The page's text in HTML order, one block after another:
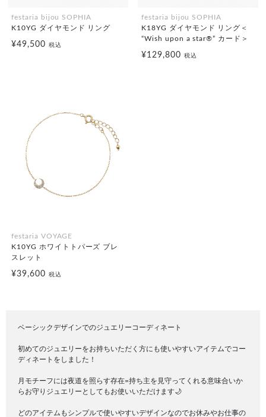
festaria bijou SOPHIA
K10YG ダイヤモンド リング
¥49,500 税込
festaria bijou SOPHIA
K18YG ダイヤモンド リング＜
“Wish upon a star®” カード＞
¥129,800 税込
festaria VOYAGE
K10YG ホワイトトパーズ ブレ
スレット
¥39,600 税込
ベーシックデザインでのジュエリーコーディネート
初めてのジュエリーをお持ちいただく方にも使いやすいアイテムでコー
ディネートをしました！
月モチーフには夜道を照らす存在=持ち主を見守ってくれる意味合いか
らお守りジュエリーとしてもお使いいただけます🌙
どのアイテムもシンプルで使いやすいデザインなのでお休みやお仕事の